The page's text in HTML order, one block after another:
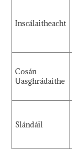
Inscálaitheacht
Cosán
Uasghrádaithe
Slándáil